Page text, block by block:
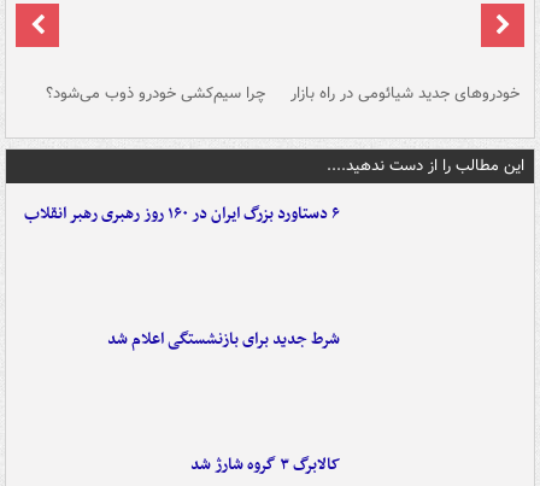
خودروهای جدید شیائومی در راه بازار چرا سیم‌کشی خودرو ذوب می‌شود؟
این مطالب را از دست ندهید....
۶ دستاورد بزرگ ایران در ۱۶۰ روز رهبری رهبر انقلاب
شرط جدید برای بازنشستگی اعلام شد
کالابرگ ۳ گروه شارژ شد